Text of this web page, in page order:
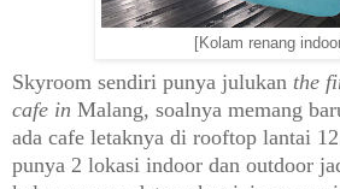
[Kolam renang
Skyroom sendiri punya julukan the
cafe in Malang, soalnya memang
ada cafe letaknya di rooftop lantai 1
punya 2 lokasi indoor dan outdoor